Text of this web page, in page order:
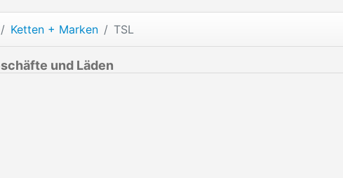
Ketten + Marken TSL
und Läden